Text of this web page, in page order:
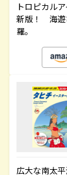
トロピカル
新版！ 海遊
羅。
広大な南太